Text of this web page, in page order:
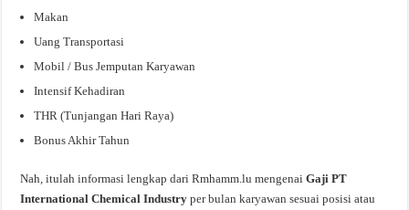
Makan
Uang Transportasi
Mobil / Bus Jemputan Karyawan
Intensif Kehadiran
THR (Tunjangan Hari Raya)
Bonus Akhir Tahun
Nah, itulah informasi lengkap dari Rmhamm.lu mengenaiGaji PT
International Chemical Industryper bulan karyawan sesuai posisi atau